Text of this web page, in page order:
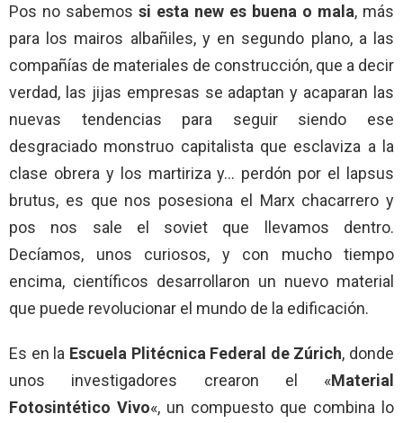
Pos no sabemos si esta new es buena o mala, más
para los mairos albañiles, y en segundo plano, a las
compañías de materiales de construcción, que a decir
verdad, las jijas empresas se adaptan y acaparan las
nuevas tendencias para seguir siendo ese
desgraciado monstruo capitalista que esclaviza a la
clase obrera y los martiriza y… perdón por el lapsus
brutus, es que nos posesiona el Marx chacarrero y
pos nos sale el soviet que llevamos dentro.
Decíamos, unos curiosos, y con mucho tiempo
encima, científicos desarrollaron un nuevo material
que puede revolucionar el mundo de la edificación.
Es en la Escuela Plitécnica Federal de Zúrich, donde
unos investigadores crearon el «Material
Fotosintético Vivo«, un compuesto que combina lo